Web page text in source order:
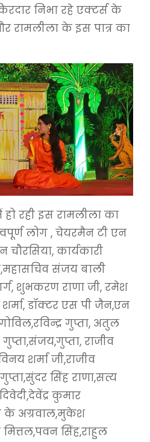
निभा रहे एक्टर्स के
रामलीला के इस पात्र का
रही इस रामलीला का
लोग , चेयरमैन टी एन
चौरसिया, कार्यकारी
संजय बाली
शुभकरण राणा जी, रमेश
शर्मा, डॉक्टर एस पी जैन,एन
गुप्ता, अतुल
राजीव
शर्मा जी,राजीव
सिंह राणा,सत्य
कुमार
के अग्रवाल,मुकेश
मित्तल,पवन सिंह,राहुल